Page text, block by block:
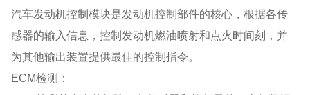
汽车发动机控制模块是发动机控制部件的核心，根据各传
感器的输入信息，控制发动机燃油喷射和点火时间刻，并
为其他输出装置提供最佳的控制指令。
ECM检测：